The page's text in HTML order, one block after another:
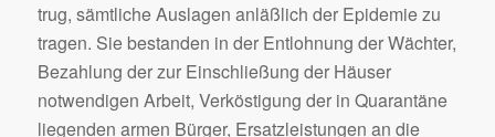
trug, sämtliche Auslagen anläßlich der Epidemie zu
tragen. Sie bestanden in der Entlohnung der Wächter,
Bezahlung der zur Einschließung der Häuser
notwendigen Arbeit, Verköstigung der in Quarantäne
liegenden armen Bürger, Ersatzleistungen an die